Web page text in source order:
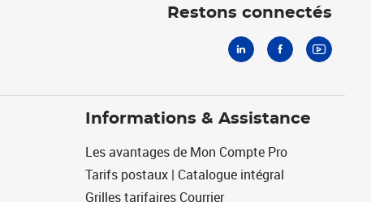
Restons connectés
Informations & Assistance
Les avantages de Mon Compte Pro
Tarifs postaux | Catalogue intégral
Grilles tarifaires Courrier